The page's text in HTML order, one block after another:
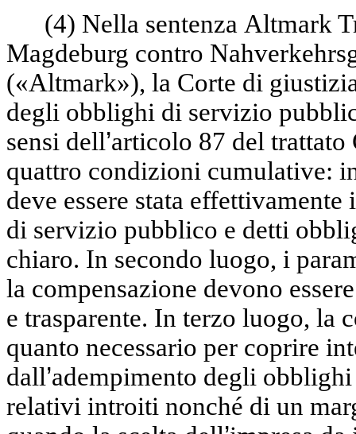
(4) Nella sentenza Altmark
Magdeburg contro
(«Altmark»), la Corte di
degli obblighi di servizio
sensi dell’articolo 87 del trattato
quattro condizioni cumulative:
deve essere stata
di servizio pubblico e detti
chiaro. In secondo luogo, i
la compensazione devono
e trasparente. In terzo luogo, la
quanto necessario per coprire
dall’adempimento degli
relativi introiti nonché di un